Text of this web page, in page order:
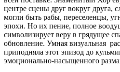
центре сцены друг вокруг друга,
могли быть рабы, переселенцы,
эпохи. Но их пение, полное
символизирует веру в грядущее
обновление. Умная визуальная
приподняла этот эпизод до
эмоционально-насыщенного